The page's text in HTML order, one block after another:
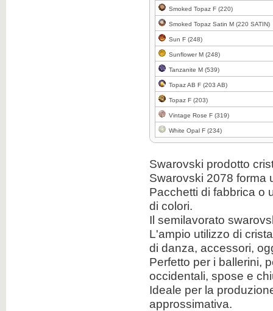
Clicca per ingrandire
Clicca per ingrandire
Clicca per ingrandire
Smoked Topaz F (220)
Smoked Topaz Satin M (220 SATIN)
Sun F (248)
Sunflower M (248)
Tanzanite M (539)
Topaz AB F (203 AB)
Topaz F (203)
Vintage Rose F (319)
White Opal F (234)
Swarovski prodotto
Swarovski 2078 forma
Pacchetti di fabbrica o
di colori.
Il semilavorato
L'ampio utilizzo di
di danza, accessori,
Perfetto per i ballerini,
occidentali, spose e
Ideale per la
approssimativa.